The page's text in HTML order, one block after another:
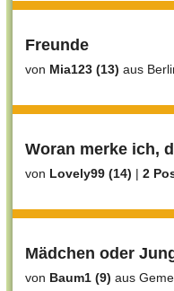
Freunde
von Mia123 (13) aus
Woran merke ich,
von Lovely99 (14) | 2
Mädchen oder
von Baum1 (9) aus